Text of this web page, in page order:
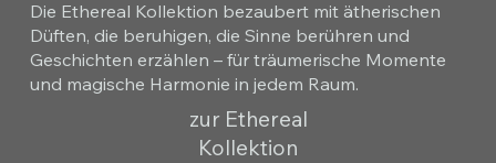
Die Ethereal Kollektion bezaubert mit ätherischen
Düften, die beruhigen, die Sinne berühren und
Geschichten erzählen – für träumerische Momente
und magische Harmonie in jedem Raum.
zur Ethereal
Kollektion